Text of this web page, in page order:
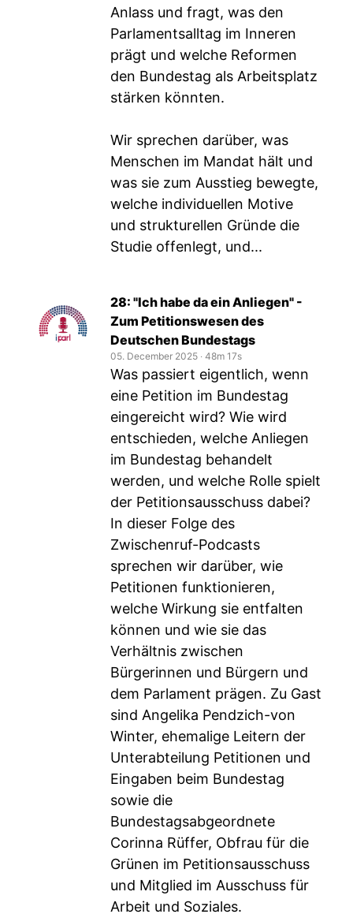
Anlass und fragt, was den
Parlamentsalltag im Inneren
prägt und welche Reformen
den Bundestag als Arbeitsplatz
stärken könnten.
Wir sprechen darüber, was
Menschen im Mandat hält und
was sie zum Ausstieg bewegte,
welche individuellen Motive
und strukturellen Gründe die
Studie offenlegt, und...
28: "Ich habe da ein Anliegen" -
Zum Petitionswesen des
Deutschen Bundestags
05. December 2025 ‧ 48m 17s
Was passiert eigentlich, wenn
eine Petition im Bundestag
eingereicht wird? Wie wird
entschieden, welche Anliegen
im Bundestag behandelt
werden, und welche Rolle spielt
der Petitionsausschuss dabei?
In dieser Folge des
Zwischenruf-Podcasts
sprechen wir darüber, wie
Petitionen funktionieren,
welche Wirkung sie entfalten
können und wie sie das
Verhältnis zwischen
Bürgerinnen und Bürgern und
dem Parlament prägen. Zu Gast
sind Angelika Pendzich-von
Winter, ehemalige Leitern der
Unterabteilung Petitionen und
Eingaben beim Bundestag
sowie die
Bundestagsabgeordnete
Corinna Rüffer, Obfrau für die
Grünen im Petitionsausschuss
und Mitglied im Ausschuss für
Arbeit und Soziales.